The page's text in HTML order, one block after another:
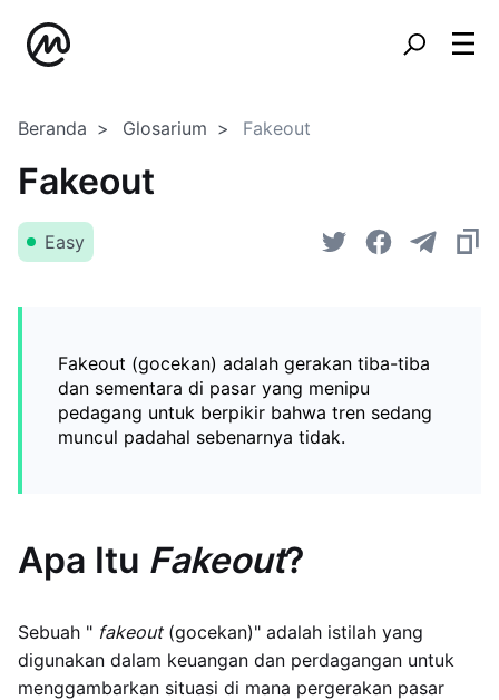
Beranda Glosarium Fakeout
Fakeout
Easy
Fakeout (gocekan) adalah gerakan tiba-tiba
dan sementara di pasar yang menipu
pedagang untuk berpikir bahwa tren sedang
muncul padahal sebenarnya tidak.
Apa Itu Fakeout?
Sebuah " fakeout(gocekan)" adalah istilah yang
digunakan dalam keuangan dan perdagangan untuk
menggambarkan situasi di mana pergerakan pasar